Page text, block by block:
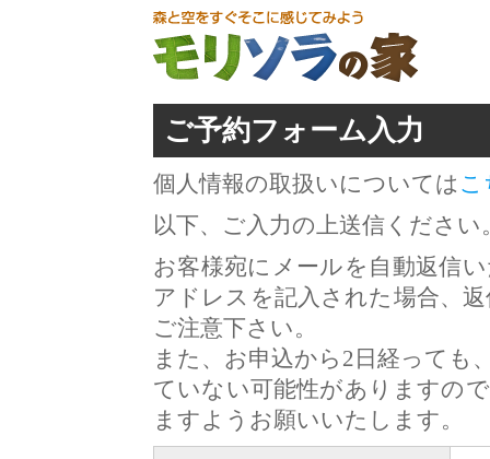
ご予約フォーム入力
個人情報の取扱いについては こ
以下、ご入力の上送信ください
お客様宛にメールを自動返信
アドレスを記入された場合、
ご注意下さい。
また、お申込から2日経っても
ていない可能性がありますの
ますようお願いいたします。